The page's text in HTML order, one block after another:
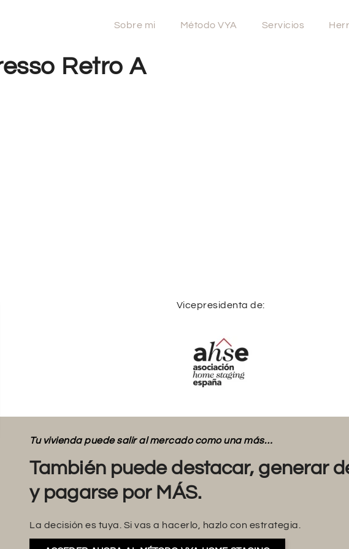
Sobre mi Método VYA Servicios
Retro A
Vicepresidenta de:
Tu vivienda puede salir al mercado como una más…
También puede destacar, generar
y pagarse por MÁS.
La decisión es tuya. Si vas a hacerlo, hazlo con estrategia.